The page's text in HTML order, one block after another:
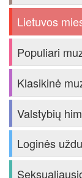
Lietuvos
Populiari
Klasikinė
Valstybių
Loginės